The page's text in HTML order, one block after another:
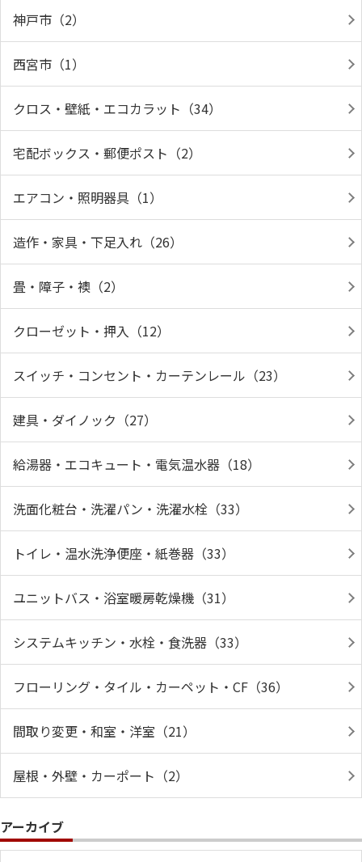
神戸市（2）
西宮市（1）
クロス・壁紙・エコカラット（34）
宅配ボックス・郵便ポスト（2）
エアコン・照明器具（1）
造作・家具・下足入れ（26）
畳・障子・襖（2）
クローゼット・押入（12）
スイッチ・コンセント・カーテンレール（23）
建具・ダイノック（27）
給湯器・エコキュート・電気温水器（18）
洗面化粧台・洗濯パン・洗濯水栓（33）
トイレ・温水洗浄便座・紙巻器（33）
ユニットバス・浴室暖房乾燥機（31）
システムキッチン・水栓・食洗器（33）
フローリング・タイル・カーペット・CF（36）
間取り変更・和室・洋室（21）
屋根・外壁・カーポート（2）
アーカイブ